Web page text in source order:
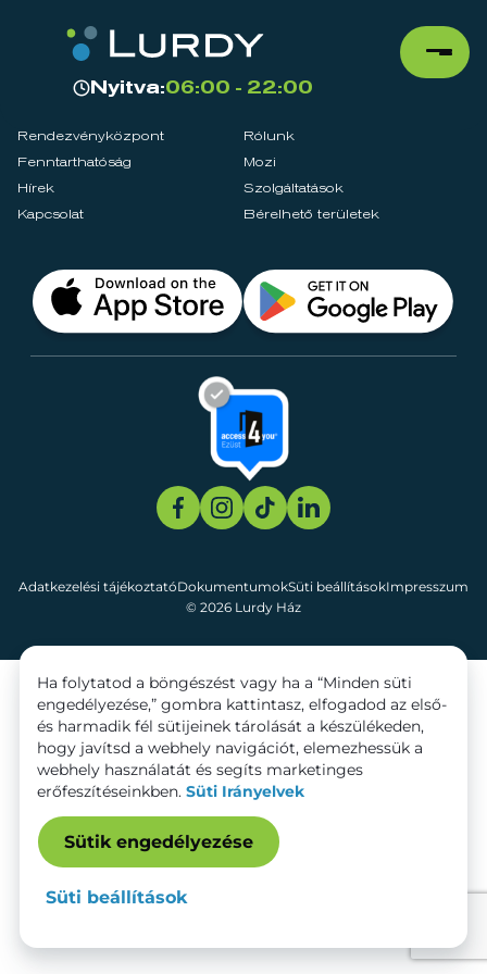
Nyitva:06:00 - 22:00
Rendezvényközpont
Rólunk
Fenntarthatóság
Mozi
Hírek
Szolgáltatások
Kapcsolat
Bérelhető területek
© 2026 Lurdy Ház
Adatkezelési tájékoztatóDokumentumokSüti beállításokImpresszum
Ha folytatod a böngészést vagy ha a “Minden süti
engedélyezése,” gombra kattintasz, elfogadod az első-
és harmadik fél sütijeinek tárolását a készülékeden,
hogy javítsd a webhely navigációt, elemezhessük a
webhely használatát és segíts marketinges
erőfeszítéseinkben. Süti Irányelvek
Sütik engedélyezése
Süti beállítások